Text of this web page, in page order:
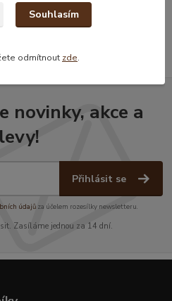
novinky, akce a
Přihlásit se
údajůza účelem rozesílky newsletteru.
Zasíláme jednou za 14 dní.
Souhlasím
odmítnout zde.